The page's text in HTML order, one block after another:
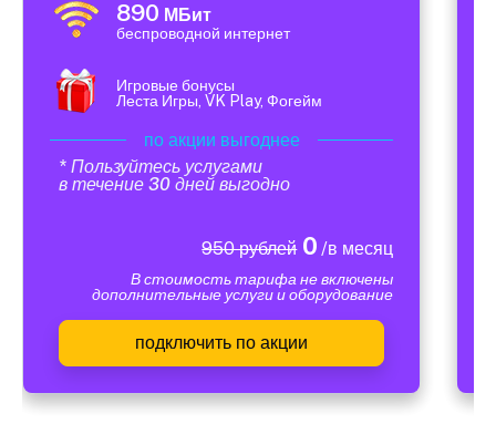
890 МБит
беспроводной интернет
Игровые бонусы
Леста Игры, VK Play, Фогейм
по акции выгоднее
* Пользуйтесь услугами
в течение 30 дней выгодно
950 рублей0 /в месяц
В стоимость тарифа не включены
дополнительные услуги и оборудование
подключить по акции